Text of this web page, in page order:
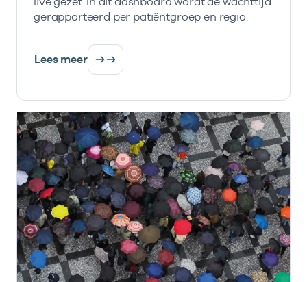
gerapporteerd per patiëntgroep en regio.
Lees meer